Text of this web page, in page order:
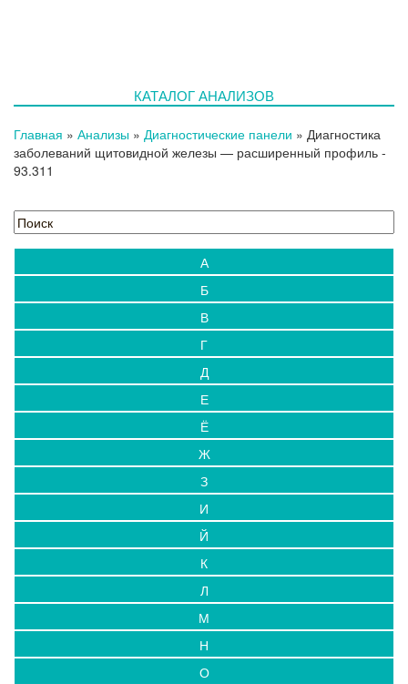
КАТАЛОГ АНАЛИЗОВ
Главная » Анализы » Диагностические панели » Диагностика
заболеваний щитовидной железы — расширенный профиль -
93.311
А
Б
В
Г
Д
Е
Ё
Ж
З
И
Й
К
Л
М
Н
О